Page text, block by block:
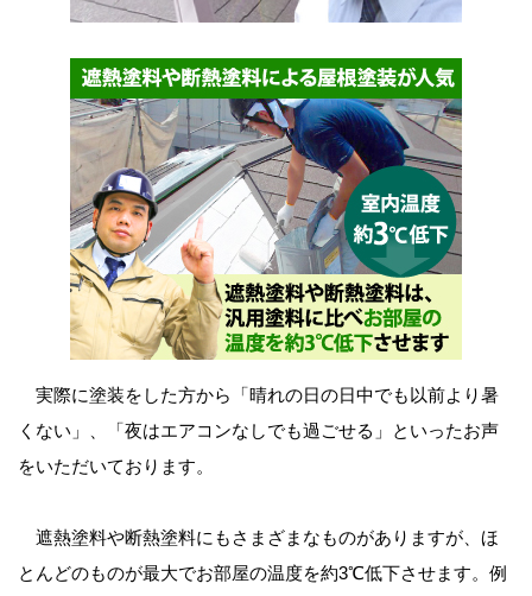
実際に塗装をした方から「晴れの日の日中でも以前より暑
くない」、「夜はエアコンなしでも過ごせる」といったお声
をいただいております。
遮熱塗料や断熱塗料にもさまざまなものがありますが、ほ
とんどのものが最大でお部屋の温度を約3℃低下させます。例